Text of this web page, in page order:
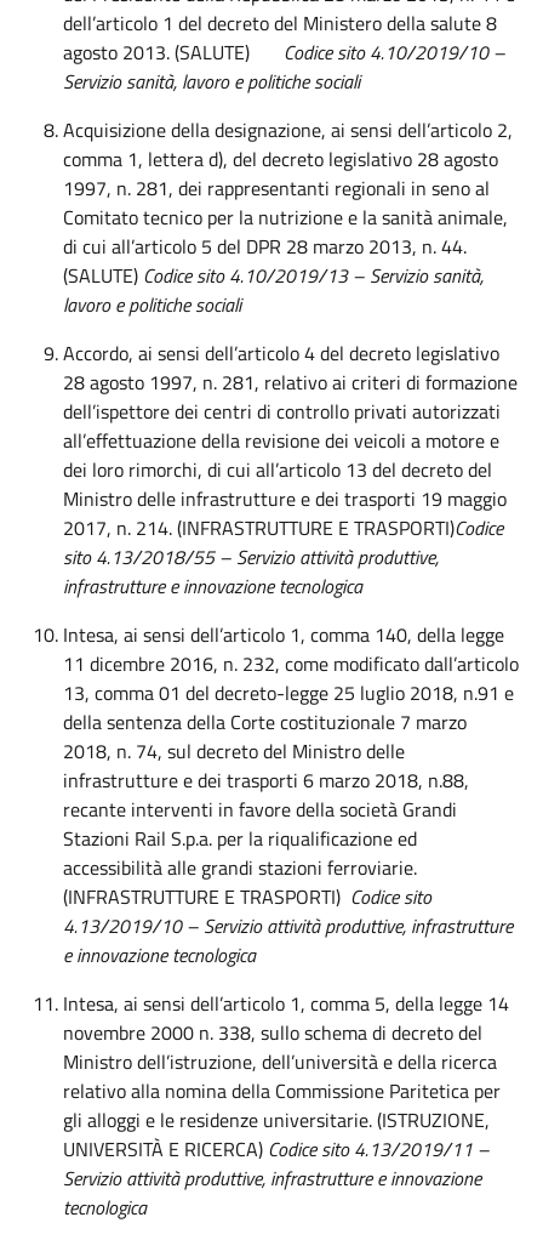
dell’articolo 1 del decreto del Ministero della salute 8
agosto 2013. (SALUTE) Codice sito 4.10/2019/10 –
Servizio sanità, lavoro e politiche sociali
Acquisizione della designazione, ai sensi dell’articolo 2,
comma 1, lettera d), del decreto legislativo 28 agosto
1997, n. 281, dei rappresentanti regionali in seno al
Comitato tecnico per la nutrizione e la sanità animale,
di cui all’articolo 5 del DPR 28 marzo 2013, n. 44.
(SALUTE) Codice sito 4.10/2019/13– Servizio sanità,
lavoro e politiche sociali
Accordo, ai sensi dell’articolo 4 del decreto legislativo
28 agosto 1997, n. 281, relativo ai criteri di formazione
dell’ispettore dei centri di controllo privati autorizzati
all’effettuazione della revisione dei veicoli a motore e
dei loro rimorchi, di cui all’articolo 13 del decreto del
Ministro delle infrastrutture e dei trasporti 19 maggio
2017, n. 214. (INFRASTRUTTURE E TRASPORTI)Codice
sito 4.13/2018/55 – Servizio attività produttive,
infrastrutture e innovazione tecnologica
Intesa, ai sensi dell’articolo 1, comma 140, della legge
11 dicembre 2016, n. 232, come modificato dall’articolo
13, comma 01 del decreto-legge 25 luglio 2018, n.91 e
della sentenza della Corte costituzionale 7 marzo
2018, n. 74, sul decreto del Ministro delle
infrastrutture e dei trasporti 6 marzo 2018, n.88,
recante interventi in favore della società Grandi
Stazioni Rail S.p.a. per la riqualificazione ed
accessibilità alle grandi stazioni ferroviarie.
(INFRASTRUTTURE E TRASPORTI) Codice sito
4.13/2019/10 – Servizio attività produttive, infrastrutture
e innovazione tecnologica
Intesa, ai sensi dell’articolo 1, comma 5, della legge 14
novembre 2000 n. 338, sullo schema di decreto del
Ministro dell’istruzione, dell’università e della ricerca
relativo alla nomina della Commissione Paritetica per
gli alloggi e le residenze universitarie. (ISTRUZIONE,
UNIVERSITÀ E RICERCA) Codice sito 4.13/2019/11 –
Servizio attività produttive, infrastrutture e innovazione
tecnologica